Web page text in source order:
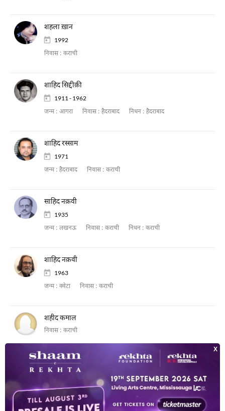
शहला ख़ान
1992
निवास : कराची
शाहिद सिद्दीक़ी
1911 - 1962
जन्म : आगरा निवास : हैदराबाद निधन : हैदराबाद
शाहिद रस्साम
1971
जन्म : हैदराबाद निवास : कराची
साहिद नक़वी
1935
जन्म : लखनऊ निवास : कराची निधन : कराची
शाहिद नक़वी
1963
जन्म : क्वेटा निवास : कराची
शहीद कमाल
निवास : कराची
शाहिद अहमद देहलवी
जन्म :दिल्ली निवास :कराची निधन :कराची